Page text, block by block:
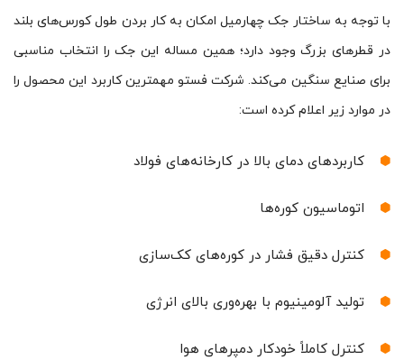
با توجه به ساختار جک چهارمیل امکان به کار بردن طول کورس‌های بلند
در قطرهای بزرگ وجود دارد؛ همین مساله این جک را انتخاب مناسبی
برای صنایع سنگین می‌کند. شرکت فستو مهمترین کاربرد این محصول را
در موارد زیر اعلام کرده است:
کاربردهای دمای بالا در کارخانه‌های فولاد
اتوماسیون کوره‌ها
کنترل دقیق فشار در کوره‌های کک‌سازی
تولید آلومینیوم با بهره‌وری بالای انرژی
کنترل کاملاً خودکار دمپرهای هوا